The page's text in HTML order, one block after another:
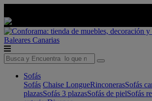
Baleares Canarias
Sofás
Sofás Chaise LongueRinconerasSofás
plazasSofás 3 plazasSofás de pielSofás